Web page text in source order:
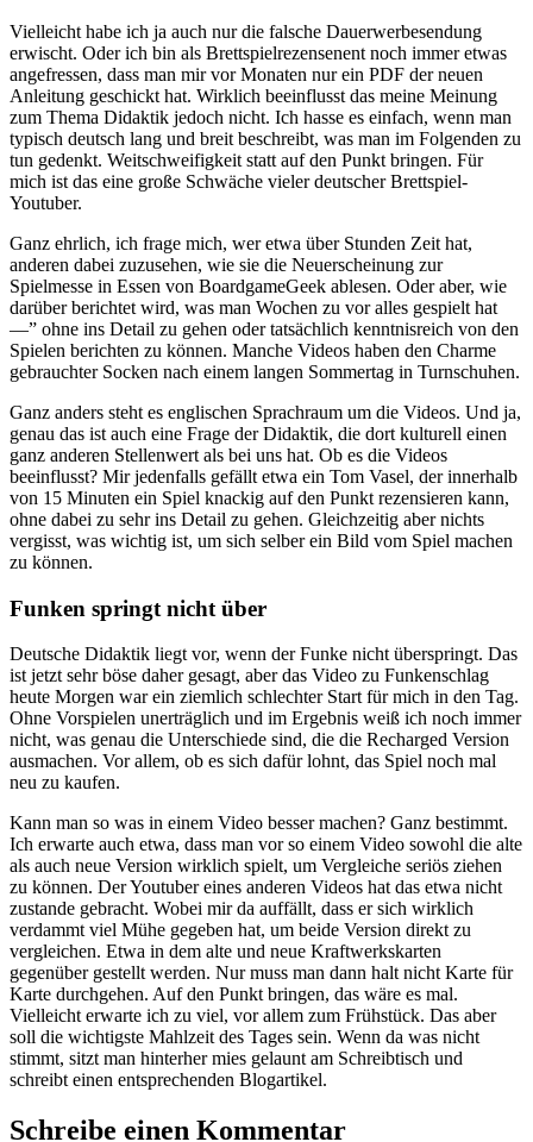
Vielleicht habe ich ja auch nur die falsche Dauerwerbesendung
erwischt. Oder ich bin als Brettspielrezensenent noch immer etwas
angefressen, dass man mir vor Monaten nur ein PDF der neuen
Anleitung geschickt hat. Wirklich beeinflusst das meine Meinung
zum Thema Didaktik jedoch nicht. Ich hasse es einfach, wenn man
typisch deutsch lang und breit beschreibt, was man im Folgenden zu
tun gedenkt. Weitschweifigkeit statt auf den Punkt bringen. Für
mich ist das eine große Schwäche vieler deutscher Brettspiel-
Youtuber.
Ganz ehrlich, ich frage mich, wer etwa über Stunden Zeit hat,
anderen dabei zuzusehen, wie sie die Neuerscheinung zur
Spielmesse in Essen von BoardgameGeek ablesen. Oder aber, wie
darüber berichtet wird, was man Wochen zu vor alles gespielt hat
—” ohne ins Detail zu gehen oder tatsächlich kenntnisreich von den
Spielen berichten zu können. Manche Videos haben den Charme
gebrauchter Socken nach einem langen Sommertag in Turnschuhen.
Ganz anders steht es englischen Sprachraum um die Videos. Und ja,
genau das ist auch eine Frage der Didaktik, die dort kulturell einen
ganz anderen Stellenwert als bei uns hat. Ob es die Videos
beeinflusst? Mir jedenfalls gefällt etwa ein Tom Vasel, der innerhalb
von 15 Minuten ein Spiel knackig auf den Punkt rezensieren kann,
ohne dabei zu sehr ins Detail zu gehen. Gleichzeitig aber nichts
vergisst, was wichtig ist, um sich selber ein Bild vom Spiel machen
zu können.
Funken springt nicht über
Deutsche Didaktik liegt vor, wenn der Funke nicht überspringt. Das
ist jetzt sehr böse daher gesagt, aber das Video zu Funkenschlag
heute Morgen war ein ziemlich schlechter Start für mich in den Tag.
Ohne Vorspielen unerträglich und im Ergebnis weiß ich noch immer
nicht, was genau die Unterschiede sind, die die Recharged Version
ausmachen. Vor allem, ob es sich dafür lohnt, das Spiel noch mal
neu zu kaufen.
Kann man so was in einem Video besser machen? Ganz bestimmt.
Ich erwarte auch etwa, dass man vor so einem Video sowohl die alte
als auch neue Version wirklich spielt, um Vergleiche seriös ziehen
zu können. Der Youtuber eines anderen Videos hat das etwa nicht
zustande gebracht. Wobei mir da auffällt, dass er sich wirklich
verdammt viel Mühe gegeben hat, um beide Version direkt zu
vergleichen. Etwa in dem alte und neue Kraftwerkskarten
gegenüber gestellt werden. Nur muss man dann halt nicht Karte für
Karte durchgehen. Auf den Punkt bringen, das wäre es mal.
Vielleicht erwarte ich zu viel, vor allem zum Frühstück. Das aber
soll die wichtigste Mahlzeit des Tages sein. Wenn da was nicht
stimmt, sitzt man hinterher mies gelaunt am Schreibtisch und
schreibt einen entsprechenden Blogartikel.
Schreibe einen Kommentar